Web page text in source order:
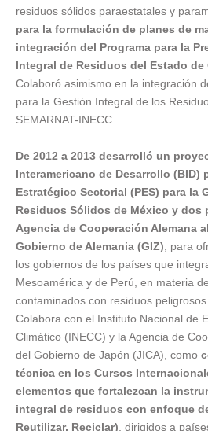
residuos sólidos paraestatales y
para la formulación de planes de
integración del Programa para la
Integral de Residuos del Estado de
Colaboró asimismo en la integración
para la Gestión Integral de los
SEMARNAT-INECC.
De 2012 a 2013 desarrolló un
Interamericano de Desarrollo (BID)
Estratégico Sectorial (PES) para la
Residuos Sólidos de México y dos
Agencia de Cooperación Alemana
Gobierno de Alemania (GIZ) , para
los gobiernos de los países que
Mesoamérica y de Perú, en materia
contaminados con residuos peligrosos
Colabora con el Instituto Nacional de
Climático (INECC) y la Agencia de
del Gobierno de Japón (JICA), como
técnica en los Cursos
elementos que fortalezcan la
integral de residuos con enfoque
Reutilizar, Reciclar) , dirigidos a